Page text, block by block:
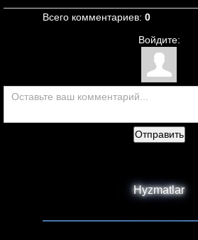
Всего комментариев: 0
Войдите:
Отправить
Hyzmatlar